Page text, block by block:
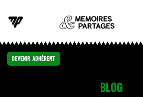
Devenir Adhérent
Blog